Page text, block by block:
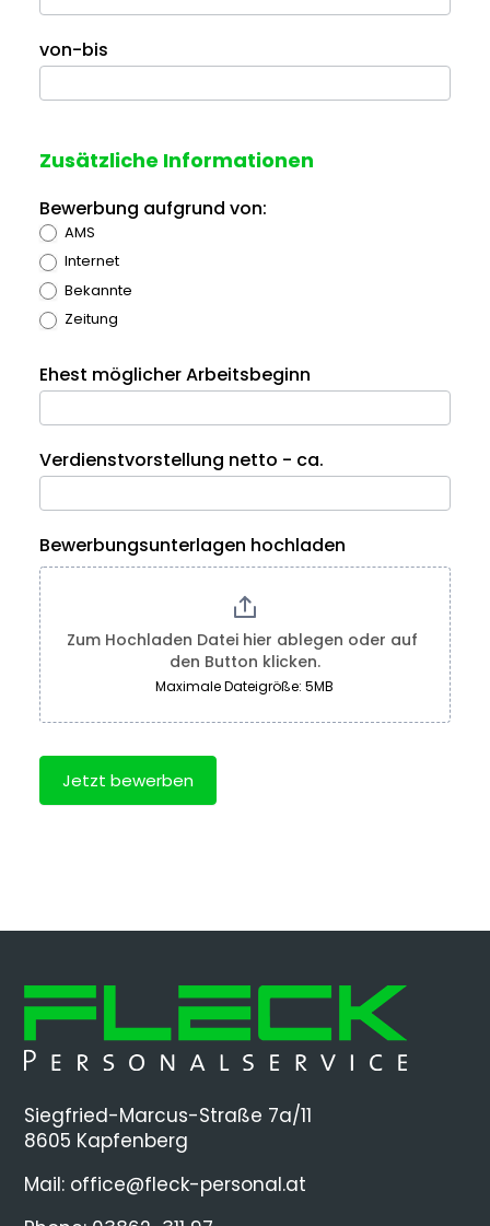
von-bis
Zusätzliche Informationen
Bewerbung aufgrund von:
AMS
Internet
Bekannte
Zeitung
Ehest möglicher Arbeitsbeginn
Verdienstvorstellung netto - ca.
Bewerbungsunterlagen hochladen
Zum Hochladen Datei hier ablegen oder auf
den Button klicken.
Maximale Dateigröße: 5MB
Jetzt bewerben
Siegfried-Marcus-Straße 7a/11
8605 Kapfenberg
Mail: office@fleck-personal.at